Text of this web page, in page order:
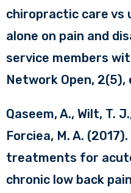
chiropractic care vs
alone on pain and
service members
Network Open, 2(5),
Qaseem, A., Wilt, T.
Forciea, M. A.
treatments for
chronic low back